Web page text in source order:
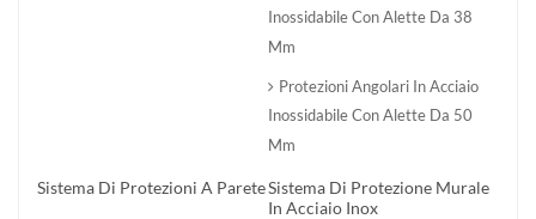
Inossidabile Con Alette Da 38
Mm
Protezioni Angolari In Acciaio
Inossidabile Con Alette Da 50
Mm
Sistema Di Protezioni A PareteSistema Di Protezione Murale
In Acciaio Inox